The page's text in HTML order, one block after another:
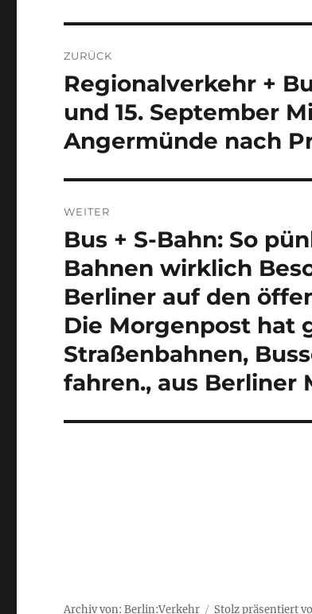
ZURÜCK
Vorheriger
Beitrag:
Regionalverkehr +
und 15. September
Angermünde nach
WEITER
Nächster
Beitrag:
Bus + S-Bahn: So
Bahnen wirklich
Berliner auf den
Die Morgenpost hat
Straßenbahnen,
fahren., aus Berliner
Archiv von: Berlin:Verkehr Stolz präsentiert